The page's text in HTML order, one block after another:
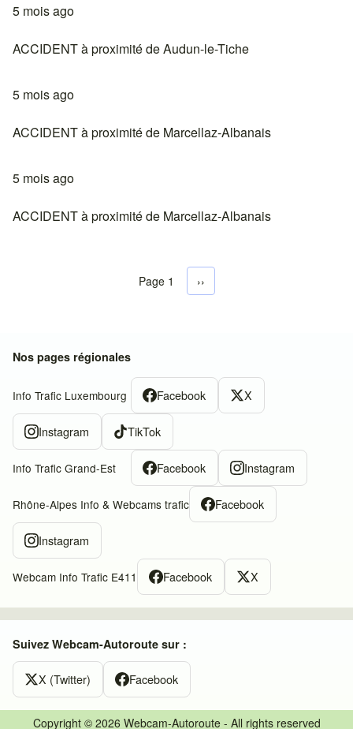
5 mois ago
ACCIDENT à proximité de Audun-le-Tiche
5 mois ago
ACCIDENT à proximité de Marcellaz-Albanais
5 mois ago
ACCIDENT à proximité de Marcellaz-Albanais
Pagination
Page 1 Next page
››
Nos pages régionales
Info Trafic Luxembourg Facebook X
Instagram TikTok
Info Trafic Grand-Est Facebook Instagram
Rhône-Alpes Info & Webcams trafic Facebook
Instagram
Webcam Info Trafic E411 Facebook X
Suivez Webcam-Autoroute sur :
X (Twitter) Facebook
Copyright © 2026 Webcam-Autoroute - All rights reserved